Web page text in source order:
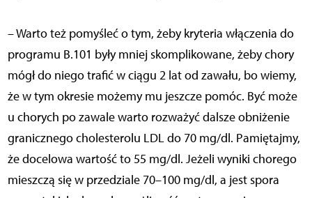
– Warto też pomyśleć o tym, żeby kryteria włączenia do
programu B.101 były mniej skomplikowane, żeby chory
mógł do niego trafić w ciągu 2 lat od zawału, bo wiemy,
że w tym okresie możemy mu jeszcze pomóc. Być może
u chorych po zawale warto rozważyć dalsze obniżenie
granicznego cholesterolu LDL do 70 mg/dl. Pamiętajmy,
że docelowa wartość to 55 mg/dl. Jeżeli wyniki chorego
mieszczą się w przedziale 70–100 mg/dl, a jest spora